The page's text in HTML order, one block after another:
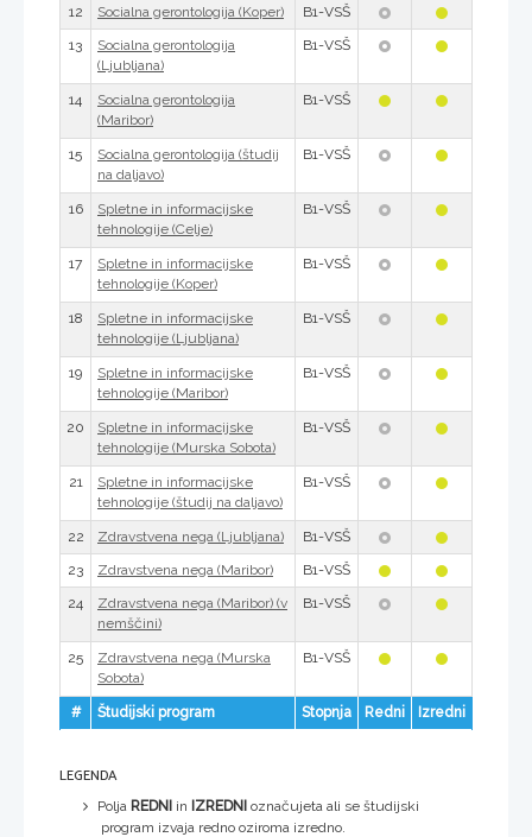
12 Socialna gerontologija (Koper)
B1-VSŠ
13
Socialna gerontologija
(Ljubljana)
B1-VSŠ
14
Socialna gerontologija
(Maribor)
B1-VSŠ
15
Socialna gerontologija (študij
na daljavo)
B1-VSŠ
16
Spletne in informacijske
tehnologije (Celje)
B1-VSŠ
17
Spletne in informacijske
tehnologije (Koper)
B1-VSŠ
18
Spletne in informacijske
tehnologije (Ljubljana)
B1-VSŠ
19
Spletne in informacijske
tehnologije (Maribor)
B1-VSŠ
20
Spletne in informacijske
tehnologije (Murska Sobota)
B1-VSŠ
21
Spletne in informacijske
tehnologije (študij na daljavo)
B1-VSŠ
22 Zdravstvena nega (Ljubljana)
B1-VSŠ
23
Zdravstvena nega (Maribor)
B1-VSŠ
24
Zdravstvena nega (Maribor) (v
nemščini)
B1-VSŠ
25
Zdravstvena nega (Murska
Sobota)
B1-VSŠ
# Študijski program Stopnja Redni Izredni
LEGENDA
Polja REDNI in IZREDNI označujeta ali se študijski
program izvaja redno oziroma izredno.